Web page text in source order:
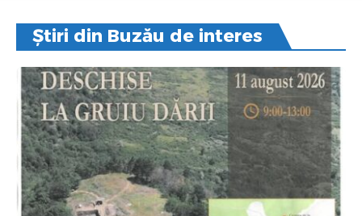
Știri din Buzău de interes